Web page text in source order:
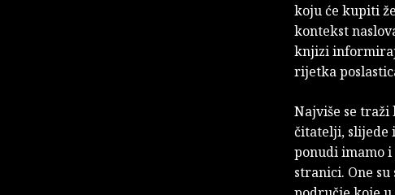
koju će kupiti
kontekst
knjizi
rijetka
Najviše se
čitatelji, slijede
ponudi imamo
stranici. One